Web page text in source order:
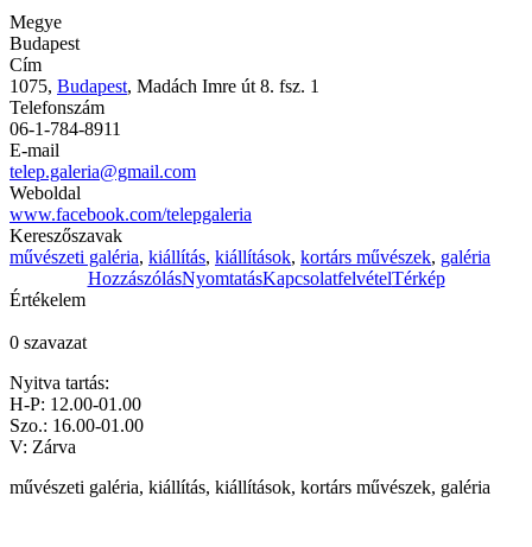
Megye
Budapest
Cím
1075, Budapest, Madách Imre út 8. fsz. 1
Telefonszám
06-1-784-8911
E-mail
telep.galeria@gmail.com
Weboldal
www.facebook.com/telepgaleria
Kereszőszavak
művészeti galéria, kiállítás, kiállítások, kortárs művészek, galéria
HozzászólásNyomtatásKapcsolatfelvételTérkép
Értékelem
0 szavazat
Nyitva tartás:
H-P: 12.00-01.00
Szo.: 16.00-01.00
V: Zárva
művészeti galéria, kiállítás, kiállítások, kortárs művészek, galéria